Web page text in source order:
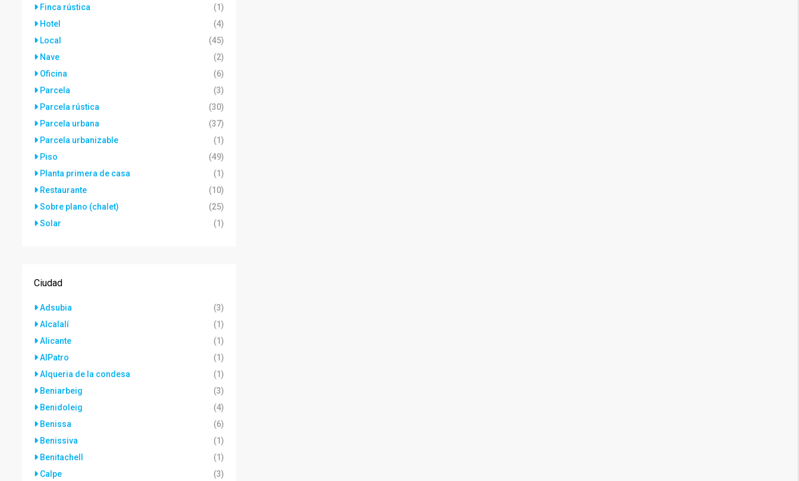
Finca rústica
(1)
Hotel
(4)
Local
(45)
Nave
(2)
Oficina
(6)
Parcela
(3)
Parcela rústica
(30)
Parcela urbana
(37)
Parcela urbanizable
(1)
Piso
(49)
Planta primera de casa
(1)
Restaurante
(10)
Sobre plano (chalet)
(25)
Solar
(1)
Ciudad
Adsubia
(3)
Alcalalí
(1)
Alicante
(1)
AlPatro
(1)
Alqueria de la condesa
(1)
Beniarbeig
(3)
Benidoleig
(4)
Benissa
(6)
Benissiva
(1)
Benitachell
(1)
Calpe
(3)